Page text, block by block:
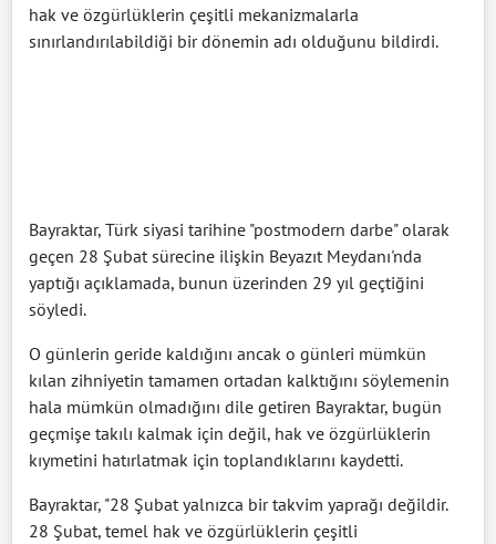
hak ve özgürlüklerin çeşitli mekanizmalarla
sınırlandırılabildiği bir dönemin adı olduğunu bildirdi.
Bayraktar, Türk siyasi tarihine "postmodern darbe" olarak
geçen 28 Şubat sürecine ilişkin Beyazıt Meydanı'nda
yaptığı açıklamada, bunun üzerinden 29 yıl geçtiğini
söyledi.
O günlerin geride kaldığını ancak o günleri mümkün
kılan zihniyetin tamamen ortadan kalktığını söylemenin
hala mümkün olmadığını dile getiren Bayraktar, bugün
geçmişe takılı kalmak için değil, hak ve özgürlüklerin
kıymetini hatırlatmak için toplandıklarını kaydetti.
Bayraktar, "28 Şubat yalnızca bir takvim yaprağı değildir.
28 Şubat, temel hak ve özgürlüklerin çeşitli